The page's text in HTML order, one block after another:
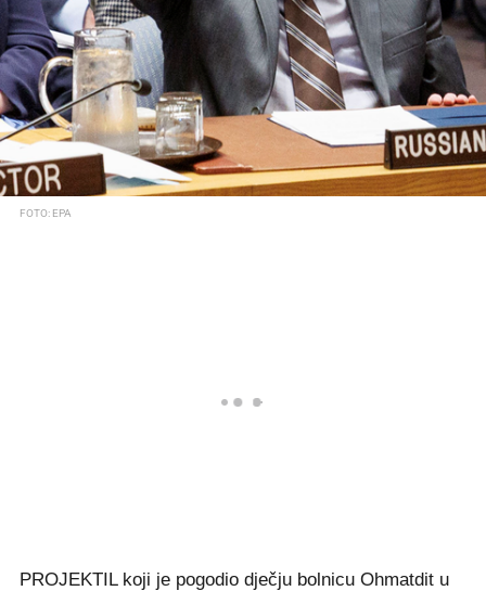
FOTO: EPA
PROJEKTIL koji je pogodio dječju bolnicu Ohmatdit u